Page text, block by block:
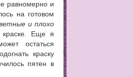
равномерно и
на готовом
и плохо
Еще я
остаться
краску
пятен в